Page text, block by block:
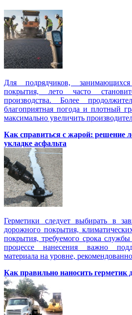
Для подрядчиков,
покрытия, лето часто
производства. Более
благоприятная погода и плотный
максимально увеличить
Как справиться с жарой: решение
укладке асфальта
Герметики следует выбирать в
дорожного покрытия,
покрытия, требуемого срока
процессе нанесения важно
материала на уровне,
Как правильно наносить герметик